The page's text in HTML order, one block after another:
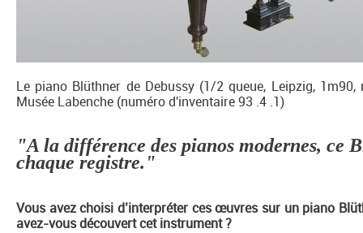
Le piano Blüthner de Debussy (1/2 queue, Leipzig,
Musée Labenche (numéro d'inventaire 93 .4 .1)
"A la différence des pianos modernes, ce
chaque registre."
Vous avez choisi d’interpréter ces œuvres sur un piano
avez-vous découvert cet instrument ?